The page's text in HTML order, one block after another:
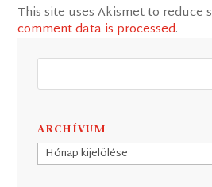
This site uses Akismet to reduce
comment data is processed.
ARCHÍVUM
Archívum